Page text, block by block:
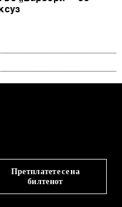
Претплатете се на
билтенот